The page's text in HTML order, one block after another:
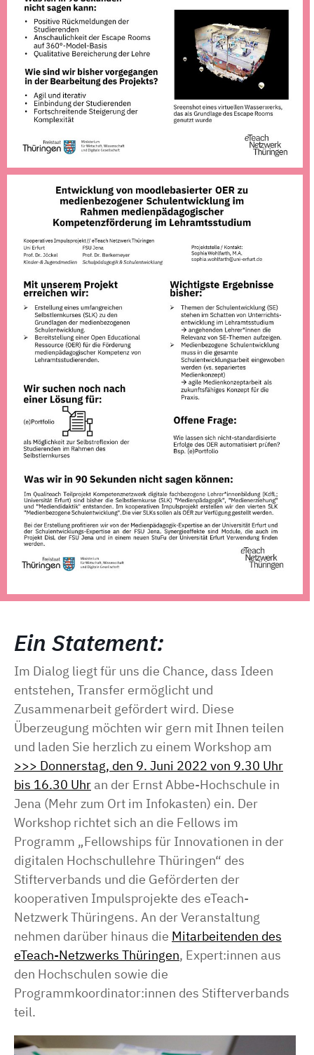
Ein Statement:
Im Dialog liegt für uns die Chance, dass Ideen
entstehen, Transfer ermöglicht und
Zusammenarbeit gefördert wird. Diese
Überzeugung möchten wir gern mit Ihnen teilen
und laden Sie herzlich zu einem Workshop am
>>> Donnerstag, den 9. Juni 2022 von 9.30 Uhr
bis 16.30 Uhran der Ernst Abbe-Hochschule in
Jena (Mehr zum Ort im Infokasten) ein. Der
Workshop richtet sich an die Fellows im
Programm „Fellowships für Innovationen in der
digitalen Hochschullehre Thüringen“ des
Stifterverbands und die Geförderten der
kooperativen Impulsprojekte des eTeach-
Netzwerk Thüringens. An der Veranstaltung
nehmen darüber hinaus die Mitarbeitenden des
eTeach-Netzwerks Thüringen, Expert:innen aus
den Hochschulen sowie die
Programmkoordinator:innen des Stifterverbands
teil.